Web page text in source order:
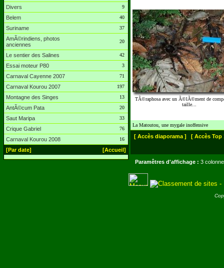
Divers 9
Belem 40
Suriname 37
AmÃ©rindiens, photos
anciennes
20
Le sentier des Salines 42
Essai moteur P80 3
Carnaval Cayenne 2007 71
Carnaval Kourou 2007 197
Montagne des Singes 13
AntÃ©cum Pata 20
Saut Maripa 33
Crique Gabriel 76
Carnaval Kourou 2008 16
[Par date] [Accueil]
TÃ©raphosa avec un Ã©lÃ©ment de
taille...
La Matoutou, une mygale inoffensive
[ Accès diaporama ] [ Accès Top
Paramêtres d'affichage : 3